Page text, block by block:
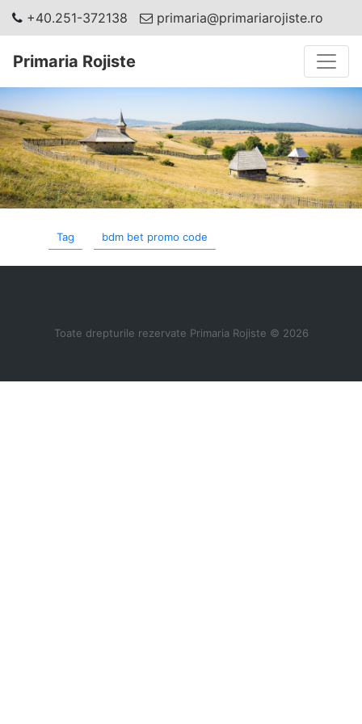
+40.251-372138 primaria@primariarojiste.ro
Primaria Rojiste
Tag bdm bet promo code
Toate drepturile rezervate Primaria Rojiste © 2026